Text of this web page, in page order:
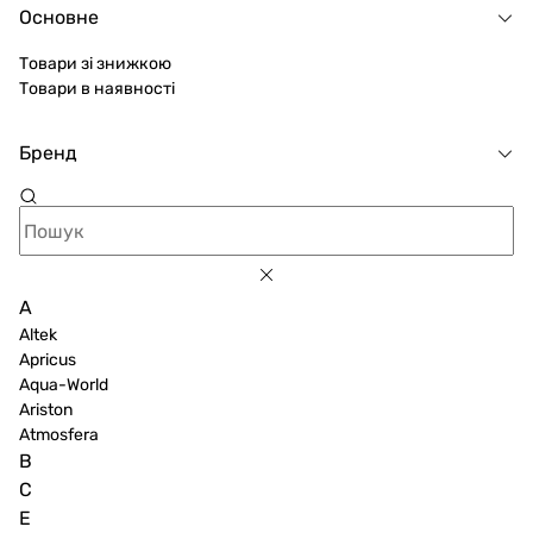
Основне
Товари зі знижкою
Товари в наявності
Бренд
A
Altek
Apricus
Aqua-World
Ariston
Atmosfera
B
C
E